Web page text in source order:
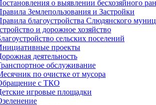
о выявлении бесхозяйного
Землепользования и Застройки
благоустройства Слюдянского
и дорожное хозяйство
сельских поселений
проекты
деятельность
обслуживание
по очистке от мусора
с ТКО
игровые площадки